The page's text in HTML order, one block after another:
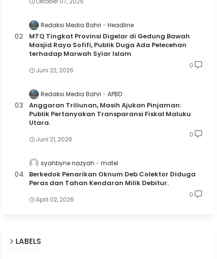
Redaksi Media Bahri Headline
MTQ Tingkat Provinsi Digelar di Gedung Bawah
Masjid Raya Sofifi, Publik Duga Ada Pelecehan
terhadap Marwah Syiar Islam
Juni 22, 2026
0
Redaksi Media Bahri APBD
Anggaran Triliunan, Masih Ajukan Pinjaman:
Publik Pertanyakan Transparansi Fiskal Maluku
Utara.
Juni 21, 2026
0
syahbyne nazyah matel
Berkedok Penarikan Oknum Deb Colektor Diduga
Peras dan Tahan Kendaran Milik Debitur.
April 02, 2026
0
LABELS